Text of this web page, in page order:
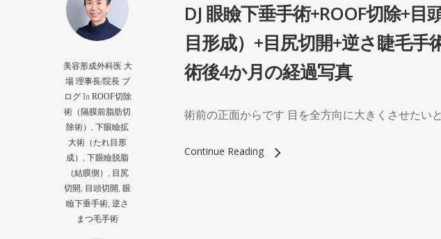
美容形成外科医 大
場 理事長/院長 ブ
ログ In ROOF切除
術（隔膜前脂肪切
除術） , 下眼瞼拡
大術（たれ目形
成） , 下眼瞼脱脂
（結膜側） , 目尻
切開, 目頭切開, 眼
瞼下垂手術, 逆さ
まつ毛手術
DJ 眼瞼下垂手術+ROOF切除+
目形成）+目尻切開+逆さ睫毛手
術後4か月の経過写真
術前の正面からです 目を全方向に大きくさせたい
Continue Reading